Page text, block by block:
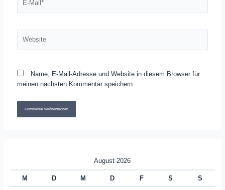
Mail*
Name, E-Mail-Adresse und Website in diesem Browser für
meinen nächsten Kommentar speichern.
August 2026
M D M D F S S